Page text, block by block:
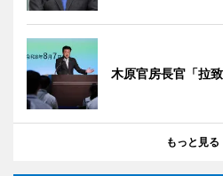
木原官房長官「拉
もっと見る